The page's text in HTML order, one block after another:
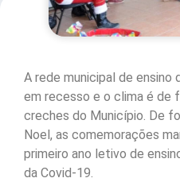
A rede municipal de ensino
em recesso e o clima é de
creches do Município. De
Noel, as comemorações
primeiro ano letivo de
da Covid-19.